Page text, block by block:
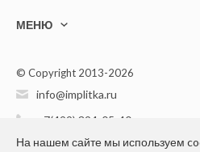
МЕНЮ
© Copyright 2013-2026
info@implitka.ru
+7(499) 394-05-40
На нашем сайте мы используем